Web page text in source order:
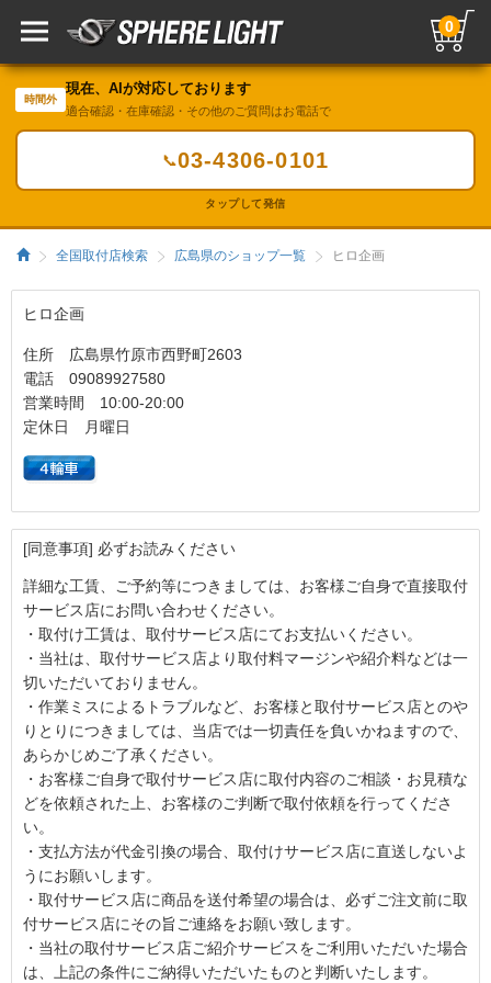
0
時間外
現在、AIが対応しております
適合確認・在庫確認・その他のご質問はお電話で
📞03-4306-0101
タップして発信
全国取付店検索 広島県のショップ一覧 ヒロ企画
ヒロ企画
住所 広島県竹原市西野町2603
電話 09089927580
営業時間 10:00-20:00
定休日 月曜日
[同意事項] 必ずお読みください
詳細な工賃、ご予約等につきましては、お客様ご自身で直接取付
サービス店にお問い合わせください。
・取付け工賃は、取付サービス店にてお支払いください。
・当社は、取付サービス店より取付料マージンや紹介料などは一
切いただいておりません。
・作業ミスによるトラブルなど、お客様と取付サービス店とのや
りとりにつきましては、当店では一切責任を負いかねますので、
あらかじめご了承ください。
・お客様ご自身で取付サービス店に取付内容のご相談・お見積な
どを依頼された上、お客様のご判断で取付依頼を行ってくださ
い。
・支払方法が代金引換の場合、取付けサービス店に直送しないよ
うにお願いします。
・取付サービス店に商品を送付希望の場合は、必ずご注文前に取
付サービス店にその旨ご連絡をお願い致します。
・当社の取付サービス店ご紹介サービスをご利用いただいた場合
は、上記の条件にご納得いただいたものと判断いたします。